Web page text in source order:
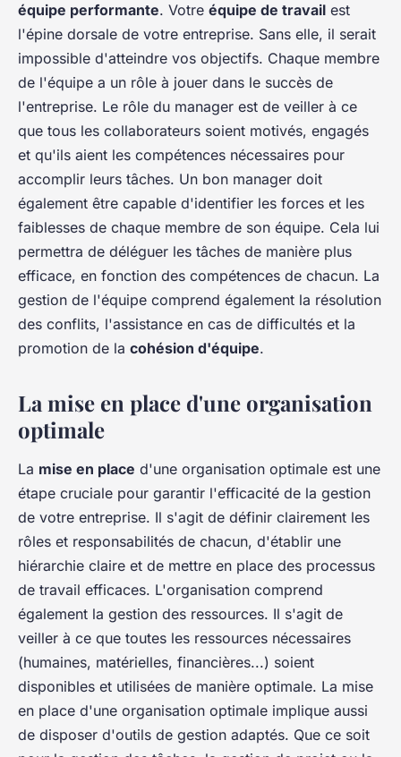
équipe performante. Votre équipe de travail est
l'épine dorsale de votre entreprise. Sans elle, il serait
impossible d'atteindre vos objectifs. Chaque membre
de l'équipe a un rôle à jouer dans le succès de
l'entreprise. Le rôle du manager est de veiller à ce
que tous les collaborateurs soient motivés, engagés
et qu'ils aient les compétences nécessaires pour
accomplir leurs tâches. Un bon manager doit
également être capable d'identifier les forces et les
faiblesses de chaque membre de son équipe. Cela lui
permettra de déléguer les tâches de manière plus
efficace, en fonction des compétences de chacun. La
gestion de l'équipe comprend également la résolution
des conflits, l'assistance en cas de difficultés et la
promotion de la cohésion d'équipe.
La mise en place d'une organisation
optimale
La mise en place d'une organisation optimale est une
étape cruciale pour garantir l'efficacité de la gestion
de votre entreprise. Il s'agit de définir clairement les
rôles et responsabilités de chacun, d'établir une
hiérarchie claire et de mettre en place des processus
de travail efficaces. L'organisation comprend
également la gestion des ressources. Il s'agit de
veiller à ce que toutes les ressources nécessaires
(humaines, matérielles, financières...) soient
disponibles et utilisées de manière optimale. La mise
en place d'une organisation optimale implique aussi
de disposer d'outils de gestion adaptés. Que ce soit